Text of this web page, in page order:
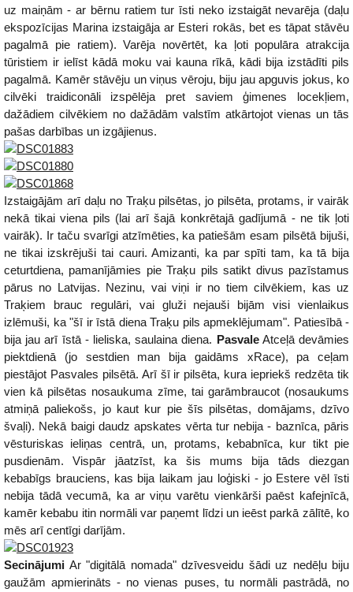
uz maiņām - ar bērnu ratiem tur īsti neko izstaigāt nevarēja (daļu
ekspozīcijas Marina izstaigāja ar Esteri rokās, bet es tāpat stāvēu
pagalmā pie ratiem). Varēja novērtēt, ka ļoti populāra atrakcija
tūristiem ir ielīst kādā moku vai kauna rīkā, kādi bija izstādīti pils
pagalmā. Kamēr stāvēju un viņus vēroju, biju jau apguvis jokus, ko
cilvēki traidiconāli izspēlēja pret saviem ģimenes locekļiem,
dažādiem cilvēkiem no dažādām valstīm atkārtojot vienas un tās
pašas darbības un izgājienus.
Izstaigājām arī daļu no Traķu pilsētas, jo pilsēta, protams, ir vairāk
nekā tikai viena pils (lai arī šajā konkrētajā gadījumā - ne tik ļoti
vairāk). Ir taču svarīgi atzīmēties, ka patiešām esam pilsētā bijuši,
ne tikai izskrējuši tai cauri. Amizanti, ka par spīti tam, ka tā bija
ceturtdiena, pamanījāmies pie Traķu pils satikt divus pazīstamus
pārus no Latvijas. Nezinu, vai viņi ir no tiem cilvēkiem, kas uz
Traķiem brauc regulāri, vai gluži nejauši bijām visi vienlaikus
izlēmuši, ka "šī ir īstā diena Traķu pils apmeklējumam". Patiesībā -
bija jau arī īstā - lieliska, saulaina diena. PasvaleAtceļā devāmies
piektdienā (jo sestdien man bija gaidāms xRace), pa ceļam
piestājot Pasvales pilsētā. Arī šī ir pilsēta, kura iepriekš redzēta tik
vien kā pilsētas nosaukuma zīme, tai garāmbraucot (nosaukums
atmiņā paliekošs, jo kaut kur pie šīs pilsētas, domājams, dzīvo
švaļi). Nekā baigi daudz apskates vērta tur nebija - baznīca, pāris
vēsturiskas ieliņas centrā, un, protams, kebabnīca, kur tikt pie
pusdienām. Vispār jāatzīst, ka šis mums bija tāds diezgan
kebabīgs brauciens, kas bija laikam jau loģiski - jo Estere vēl īsti
nebija tādā vecumā, ka ar viņu varētu vienkārši paēst kafejnīcā,
kamēr kebabu itin normāli var paņemt līdzi un ieēst parkā zālītē, ko
mēs arī centīgi darījām.
Secinājumi Ar "digitālā nomada" dzīvesveidu šādi uz nedēļu biju
gaužām apmierināts - no vienas puses, tu normāli pastrādā, no